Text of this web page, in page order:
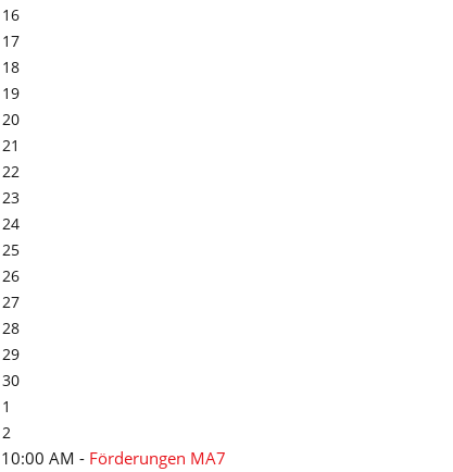
16
17
18
19
20
21
22
23
24
25
26
27
28
29
30
1
2
10:00 AM - Förderungen MA7